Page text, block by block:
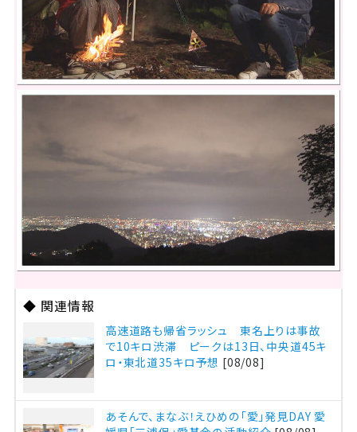
◆ 関連情報
高速道路も帰省ラッシュ 東名上りは事故
で10キロ渋滞 ピークは13日、中央道45キ
ロ・東北道35キロ予想 [08/08]
あそんで、まなぶ！えひめの「愛」発見DAY 愛